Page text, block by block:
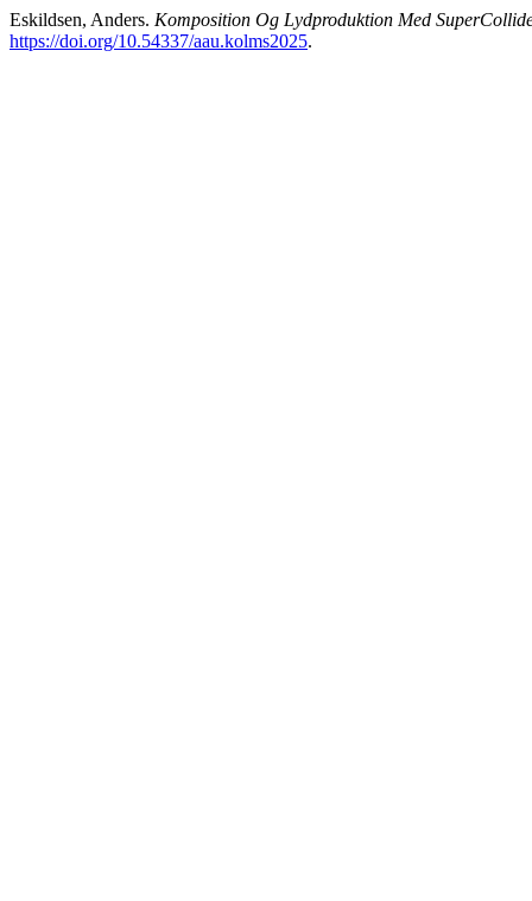
Eskildsen, Anders. Komposition Og Lydproduktion Med
https://doi.org/10.54337/aau.kolms2025.